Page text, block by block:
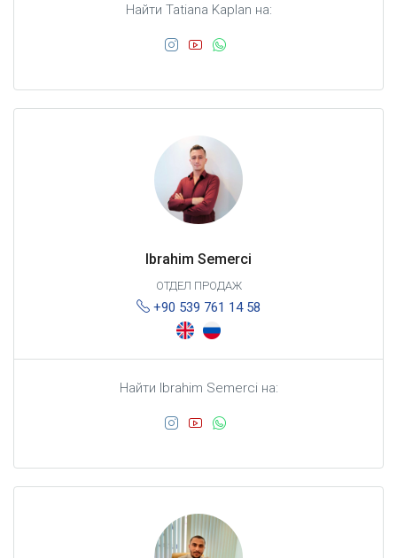
Найти Tatiana Kaplan на:
Ibrahim Semerci
ОТДЕЛ ПРОДАЖ
+90 539 761 14 58
Найти Ibrahim Semerci на: